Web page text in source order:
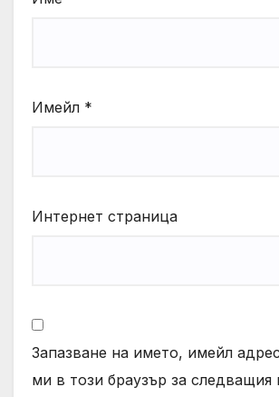
Имейл *
Интернет страница
Запазване на името, имейл
ми в този браузър за следващия